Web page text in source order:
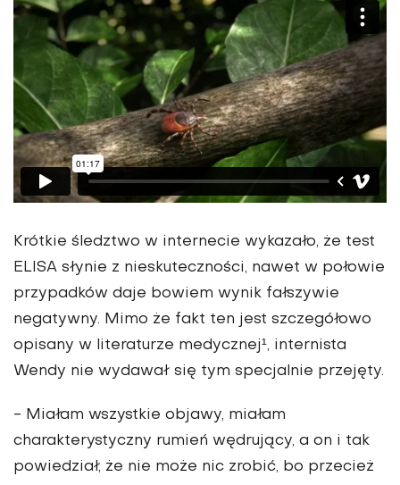
Krótkie śledztwo w internecie wykazało, że test
ELISA słynie z nieskuteczności, nawet w połowie
przypadków daje bowiem wynik fałszywie
negatywny. Mimo że fakt ten jest szczegółowo
opisany w literaturze medycznej¹, internista
Wendy nie wydawał się tym specjalnie przejęty.
- Miałam wszystkie objawy, miałam
charakterystyczny rumień wędrujący, a on i tak
powiedział, że nie może nic zrobić, bo przecież